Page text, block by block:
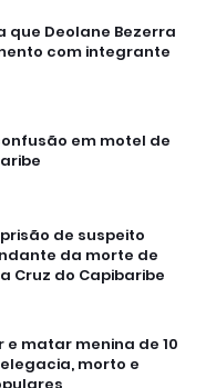
Deolane Bezerra
com integrante
em motel de
de suspeito
da morte de
Cruz do Capibaribe
matar menina de 10
morto e